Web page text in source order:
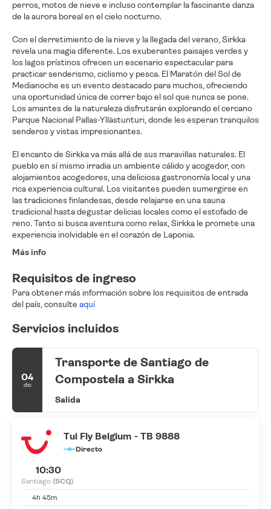
perros, motos de nieve e incluso contemplar la fascinante danza
de la aurora boreal en el cielo nocturno.
Con el derretimiento de la nieve y la llegada del verano, Sirkka
revela una magia diferente. Los exuberantes paisajes verdes y
los lagos prístinos ofrecen un escenario espectacular para
practicar senderismo, ciclismo y pesca. El Maratón del Sol de
Medianoche es un evento destacado para muchos, ofreciendo
una oportunidad única de correr bajo el sol que nunca se pone.
Los amantes de la naturaleza disfrutarán explorando el cercano
Parque Nacional Pallas-Yllästunturi, donde les esperan tranquilos
senderos y vistas impresionantes.
El encanto de Sirkka va más allá de sus maravillas naturales. El
pueblo en sí mismo irradia un ambiente cálido y acogedor, con
alojamientos acogedores, una deliciosa gastronomía local y una
rica experiencia cultural. Los visitantes pueden sumergirse en
las tradiciones finlandesas, desde relajarse en una sauna
tradicional hasta degustar delicias locales como el estofado de
reno. Tanto si busca aventura como relax, Sirkka le promete una
experiencia inolvidable en el corazón de Laponia.
Más info
Requisitos de ingreso
Para obtener más información sobre los requisitos de entrada
del país, consulte aquí
Servicios incluidos
04
dic
Transporte de Santiago de
Compostela a Sirkka
Salida
Tui Fly Belgium - TB 9888
Directo
10:30
Santiago (SCQ)
4h 45m